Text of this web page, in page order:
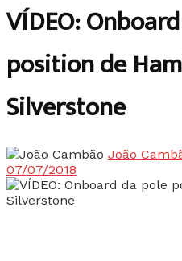
VÍDEO:
position de
Silverstone
João
07/07/2018